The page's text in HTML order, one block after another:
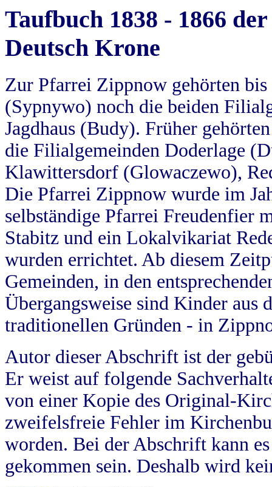
Taufbuch 1838 - 1866
Deutsch Krone
Zur Pfarrei Zippnow gehörten
(Sypnywo) noch die beiden
Jagdhaus (Budy). Früher
die Filialgemeinden Doderlage
Klawittersdorf (Glowaczewo),
Die Pfarrei Zippnow wurde im
selbständige Pfarrei Freudenfier
Stabitz und ein Lokalvikariat
wurden errichtet. Ab diesem
Gemeinden, in den
Übergangsweise sind Kinder aus
traditionellen Gründen - in
Autor dieser Abschrift ist der
Er weist auf folgende
von einer Kopie des Original-
zweifelsfreie Fehler im
worden. Bei der Abschrift kann
gekommen sein. Deshalb wird